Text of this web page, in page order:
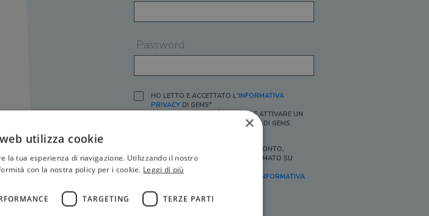
Password
HO LETTO E ACCETTATO L'INFORMATIVA
PRIVACYDI GEMS*
IN MANCANZA NON È POSSIBILE ATTIVARE UN
ACCOUNT E/O RICEVERE I SERVIZI DI GEMS
SÌ, DESIDERO RICEVERE BUONI SCONTO,
OFFERTE SPECIALI, ESSERE INFORMATO SU
PROMOZIONI E NOVITÀ.
[FINALITÀ MARKETING, ART.2 (E),
INFORMATIVA
×
utilizza cookie
la tua esperienza di navigazione. Utilizzando il nostro
con la nostra policy per i cookie. Leggi di più
TARGETING TERZE PARTI